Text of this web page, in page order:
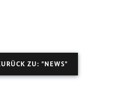
ZU: "NEWS"